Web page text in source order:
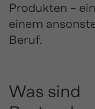
Produkten –
einem
Beruf.
Was sind